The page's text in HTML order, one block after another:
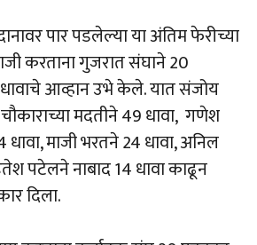
पार पडलेल्या या अंतिम फेरीच्या
करताना गुजरात संघाने 20
आव्हान उभे केले. यात संजोय
मदतीने 49 धावा, गणेश
माजी भरतने 24 धावा, अनिल
पटेलने नाबाद 14 धावा काढून
दिला.